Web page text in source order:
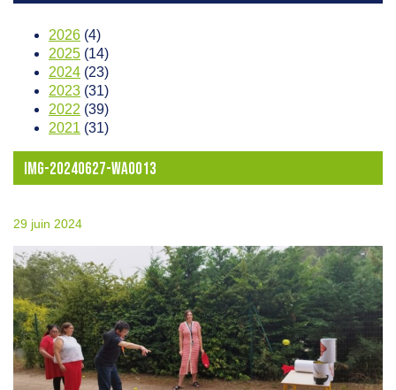
2026 (4)
2025 (14)
2024 (23)
2023 (31)
2022 (39)
2021 (31)
IMG-20240627-WA0013
29 juin 2024